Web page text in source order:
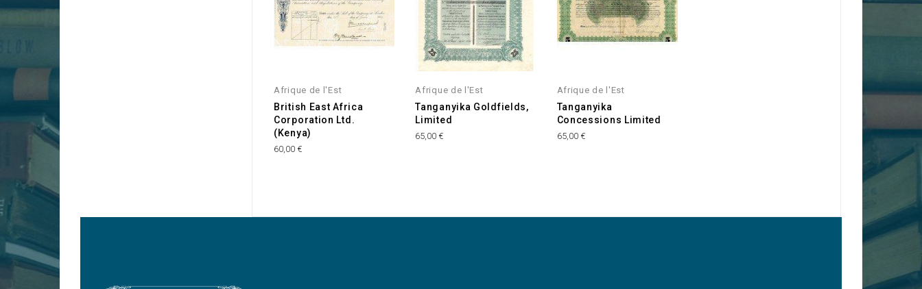
Afrique de l'Est
British East Africa
Corporation Ltd.
(Kenya)
60,00 €
Afrique de l'Est
Tanganyika Goldfields,
Limited
65,00 €
Afrique de l'Est
Tanganyika
Concessions Limited
65,00 €